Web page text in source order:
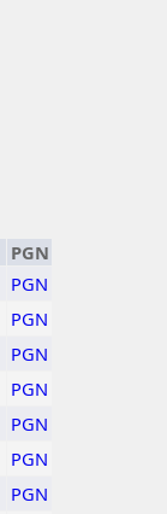
PGN
PGN
PGN
PGN
PGN
PGN
PGN
PGN